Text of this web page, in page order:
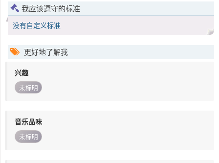
我应该遵守的标准
没有自定义标准
更好地了解我
兴趣
未标明
音乐品味
未标明